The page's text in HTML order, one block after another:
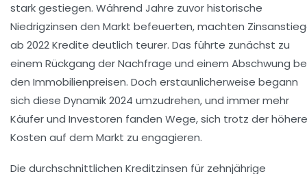
stark gestiegen. Während Jahre zuvor historische
Niedrigzinsen den Markt befeuerten, machten
ab 2022 Kredite deutlich teurer. Das führte zunächst zu
einem Rückgang der Nachfrage und einem Abschwung
den Immobilienpreisen. Doch erstaunlicherweise begann
sich diese Dynamik 2024 umzudrehen, und immer mehr
Käufer und Investoren fanden Wege, sich trotz der
Kosten auf dem Markt zu engagieren.
Die durchschnittlichen Kreditzinsen für zehnjährige